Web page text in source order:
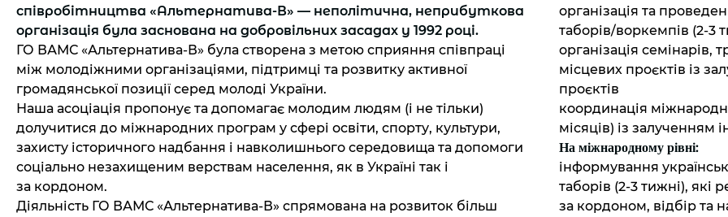
співробітництва «Альтернатива-В» — неполітична, неприбуткова
організація була заснована на добровільних засадах у 1992 році.
ГО ВАМС «Альтернатива-В» була створена з метою сприяння співпраці
між молодіжними організаціями, підтримці та розвитку активної
громадянської позиції серед молоді України.
Наша асоціація пропонує та допомагає молодим людям (і не тільки)
долучитися до міжнародних програм у сфері освіти, спорту, культури,
захисту історичного надбання і навколишнього середовища та допомоги
соціально незахищеним верствам населення, як в Україні так і
за кордоном.
Діяльність ГО ВАМС «Альтернатива-В» спрямована на розвиток більш
організація та
таборів/воркемпів (2-3
організація семінарів,
місцевих проєктів із
проєктів
координація
місяців) із залученням
На міжнародному рівні:
інформування
таборів (2-3 тижні), які
за кордоном, відбір та